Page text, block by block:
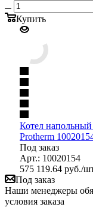
Купить
Котел
Protherm
Под заказ
Арт.: 10020154
575 119.64 руб./
Под заказ
Наши менеджеры
условия заказа